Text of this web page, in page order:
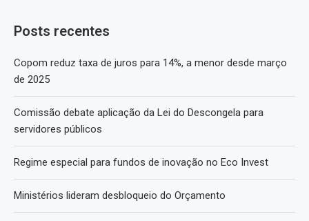
Posts recentes
Copom reduz taxa de juros para 14%, a menor desde março
de 2025
Comissão debate aplicação da Lei do Descongela para
servidores públicos
Regime especial para fundos de inovação no Eco Invest
Ministérios lideram desbloqueio do Orçamento